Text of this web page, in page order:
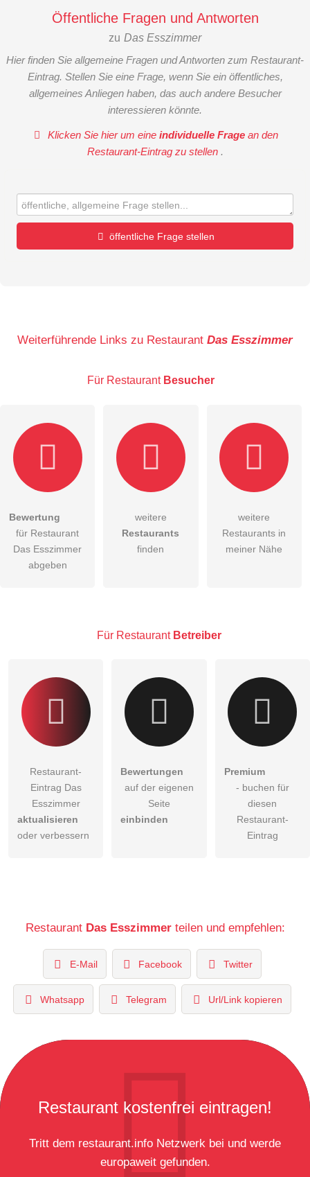
Öffentliche Fragen und Antworten
zu Das Esszimmer
Hier finden Sie allgemeine Fragen und Antworten zum Restaurant-
Eintrag. Stellen Sie eine Frage, wenn Sie ein öffentliches,
allgemeines Anliegen haben, das auch andere Besucher
interessieren könnte.
Klicken Sie hier um eineindividuelle Frage an den
Restaurant-Eintrag zu stellen .
öffentliche Frage stellen
E-Mail-Adresse (wird nicht veröffentlicht)
Hiermit akzeptiere ich dieAGB
Die Datenschutzerklärung habe ich zur Kenntnis genommen.
Besucher sichtbar.
Weiterführende Links zu Restaurant Das Esszimmer
Für Restaurant Besucher
Bewertung
für Restaurant
Das Esszimmer
abgeben
weitere
Restaurants
finden
weitere
Restaurants in
meiner Nähe
Für Restaurant Betreiber
Restaurant-
Eintrag Das
Esszimmer
aktualisieren
oder verbessern
Bewertungen
auf der eigenen
Seite
einbinden
Premium
- buchen für
diesen
Restaurant-
Eintrag
Restaurant Das Esszimmerteilen und empfehlen:
E-Mail Facebook Twitter
Whatsapp Telegram Url/Link kopieren
Restaurant kostenfrei eintragen!
Tritt dem restaurant.info Netzwerk bei und werde
europaweit gefunden.